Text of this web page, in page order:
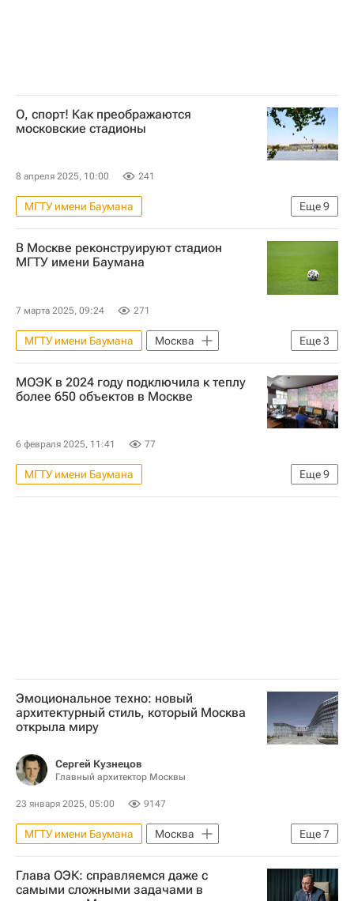
О, спорт! Как преображаются
московские стадионы
8 апреля 2025, 10:00 241
Еще9
МГТУ имени Баумана
Спортивные объекты
Москва Сегодня: мегаполис для жизни
Комплекс городского хозяйства Москвы
Москва
Город: детали – РИА Недвижимость
Городская среда
Петр Бирюков
Ирина Винер
В Москве реконструируют стадион
МГТУ имени Баумана
7 марта 2025, 09:24 271
Еще3
МГТУ имени Баумана
Москва
Сергей Собянин
Спортивные объекты
Реконструкция
МОЭК в 2024 году подключила к теплу
более 650 объектов в Москве
6 февраля 2025, 11:41 77
Еще9
МГТУ имени Баумана
Москва Сегодня: мегаполис для жизни
Эмоциональное техно: новый
архитектурный стиль, который Москва
открыла миру
Сергей Кузнецов
Главный архитектор Москвы
23 января 2025, 05:00 9147
Еще7
МГТУ имени Баумана
Москва
Архитектура
Сергей Кузнецов (архитектор)
Глава ОЭК: справляемся даже с
самыми сложными задачами в